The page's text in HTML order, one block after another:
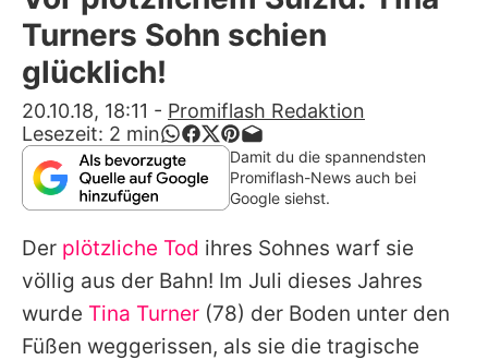
Alle Themen auf Promiflash
App runterladen
Team
Redaktionelle Richtlinien
Impressum
Datenschutzerklärung
Nutzungsbedingungen
Turners Sohn schien
glücklich!
20.10.18, 18:11 - Promiflash Redaktion
Lesezeit: 2 min
Damit du die spannendsten
Promiflash-News auch bei
Google siehst.
Der plötzliche Tod ihres Sohnes warf sie
völlig aus der Bahn! Im Juli dieses Jahres
wurde Tina Turner (78) der Boden unter den
Füßen weggerissen, als sie die tragische